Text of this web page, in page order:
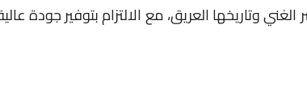
وتاريخها العريق، مع الالتزام بتوفير جودة